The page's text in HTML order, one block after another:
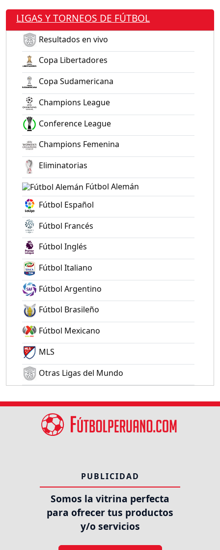
LIGAS Y TORNEOS DE FÚTBOL
Resultados en vivo
Copa Libertadores
Copa Sudamericana
Champions League
Conference League
Champions Femenina
Eliminatorias
Fútbol Alemán
Fútbol Español
Fútbol Francés
Fútbol Inglés
Fútbol Italiano
Fútbol Argentino
Fútbol Brasileño
Fútbol Mexicano
MLS
Otras Ligas del Mundo
PUBLICIDAD
Somos la vitrina perfecta
para ofrecer tus productos
y/o servicios